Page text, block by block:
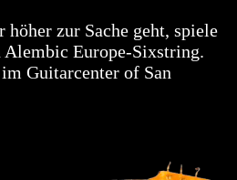
höher zur Sache geht, spiele
Europe-Sixstring.
Guitarcenter of San